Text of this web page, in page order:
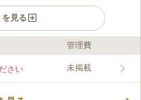
を見る
しまれる寺院墓地です。 綺麗
管理費
さい 未掲載